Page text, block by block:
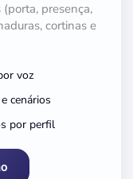
presença,
cortinas e
voz
cenários
por perfil